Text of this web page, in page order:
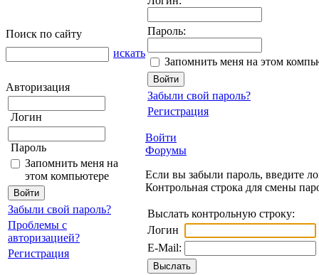
Поиск по сайту
искать
Авторизация
Логин
Пароль
Запомнить меня на
этом компьютере
Забыли свой пароль?
Проблемы с
авторизацией?
Регистрация
Пароль:
Запомнить меня на этом
Забыли свой пароль?
Регистрация
Войти
Форумы
Если вы забыли пароль, введите
Контрольная строка для смены
Выслать контрольную строку:
Логин
E-Mail: